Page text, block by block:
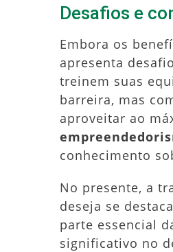
Desafios e
Embora os
apresenta
treinem suas
barreira, mas
aproveitar ao
conhecimento
No presente, a
deseja se
parte essencial
significativo no